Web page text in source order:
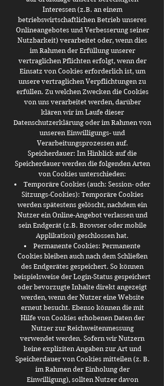
Interessen (z.B. an einem
betriebswirtschaftlichen Betrieb unseres
Onlineangebotes und Verbesserung seiner
Nutzbarkeit) verarbeitet oder, wenn dies
im Rahmen der Erfüllung unserer
vertraglichen Pflichten erfolgt, wenn der
Einsatz von Cookies erforderlich ist, um
unsere vertraglichen Verpflichtungen zu
erfüllen. Zu welchen Zwecken die Cookies
von uns verarbeitet werden, darüber
klären wir im Laufe dieser
Datenschutzerklärung oder im Rahmen von
unseren Einwilligungs- und
Verarbeitungsprozessen auf.
Speicherdauer: Im Hinblick auf die
Speicherdauer werden die folgenden Arten
von Cookies unterschieden:
Temporäre Cookies (auch: Session- oder
Sitzungs-Cookies): Temporäre Cookies
werden spätestens gelöscht, nachdem ein
Nutzer ein Online-Angebot verlassen und
sein Endgerät (z.B. Browser oder mobile
Applikation) geschlossen hat.
Permanente Cookies: Permanente
Cookies bleiben auch nach dem Schließen
des Endgerätes gespeichert. So können
beispielsweise der Login-Status gespeichert
oder bevorzugte Inhalte direkt angezeigt
werden, wenn der Nutzer eine Website
erneut besucht. Ebenso können die mit
Hilfe von Cookies erhobenen Daten der
Nutzer zur Reichweitenmessung
verwendet werden. Sofern wir Nutzern
keine expliziten Angaben zur Art und
Speicherdauer von Cookies mitteilen (z. B.
im Rahmen der Einholung der
Einwilligung), sollten Nutzer davon